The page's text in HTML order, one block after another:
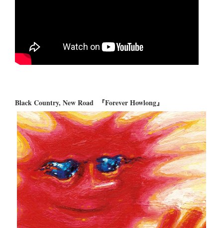
Black Country, New Road 『Forever Howlong』